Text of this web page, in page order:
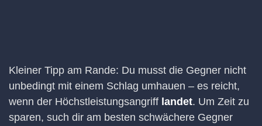
Kleiner Tipp am Rande: Du musst die Gegner nicht
unbedingt mit einem Schlag umhauen – es reicht,
wenn der Höchstleistungsangriff landet. Um Zeit zu
sparen, such dir am besten schwächere Gegner